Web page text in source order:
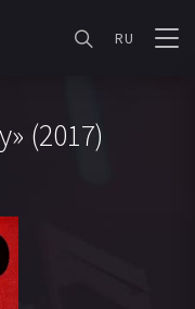
RU
(2017)